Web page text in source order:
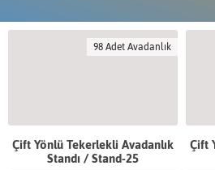
98 Adet Avadanlık
Çift Yönlü Tekerlekli Avadanlık
Standı / Stand-25
Çift